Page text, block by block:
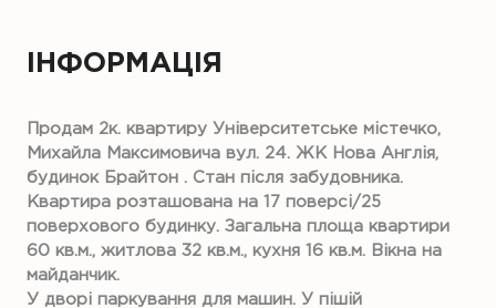
ІНФОРМАЦІЯ
Продам 2к. квартиру Університетське містечко,
Михайла Максимовича вул. 24. ЖК Нова Англія,
будинок Брайтон . Стан після забудовника.
Квартира розташована на 17 поверсі/25
поверхового будинку. Загальна площа квартири
60 кв.м., житлова 32 кв.м., кухня 16 кв.м. Вікна на
майданчик.
У дворі паркування для машин. У пішій